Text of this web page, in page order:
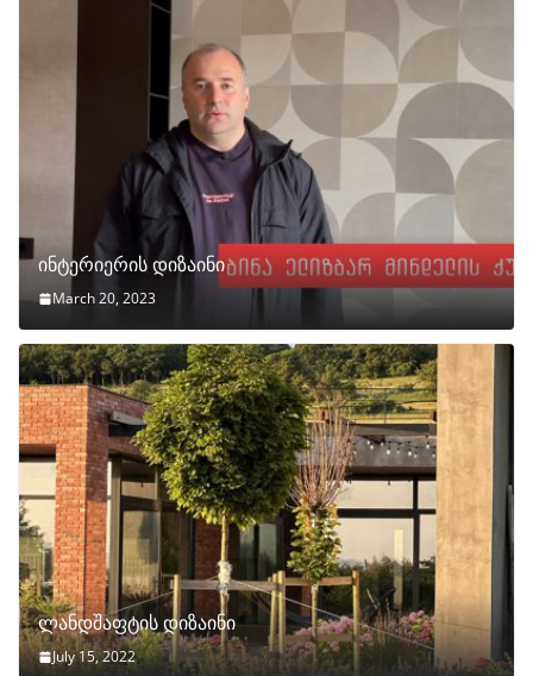
ინტერიერის დიზაინი
March 20, 2023
ლანდშაფტის დიზაინი
July 15, 2022